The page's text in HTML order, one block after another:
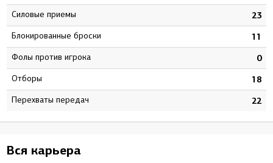
Силовые приемы 23
Блокированные броски 11
Фолы против игрока 0
Отборы 18
Перехваты передач 22
Вся карьера